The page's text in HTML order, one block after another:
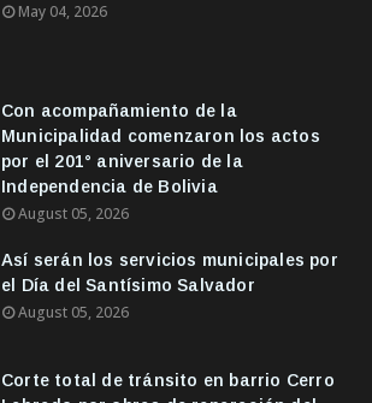
May 04, 2026
Con acompañamiento de la
Municipalidad comenzaron los actos
por el 201° aniversario de la
Independencia de Bolivia
August 05, 2026
Así serán los servicios municipales por
el Día del Santísimo Salvador
August 05, 2026
Corte total de tránsito en barrio Cerro